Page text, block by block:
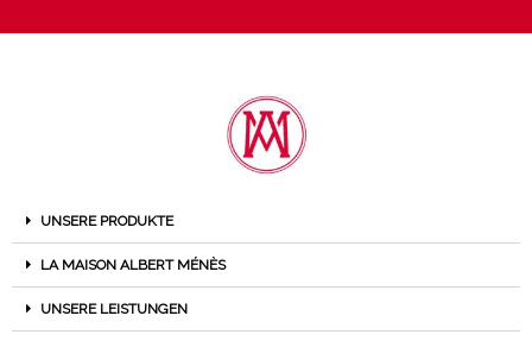
UNSERE PRODUKTE
LA MAISON ALBERT MÉNÈS
UNSERE LEISTUNGEN